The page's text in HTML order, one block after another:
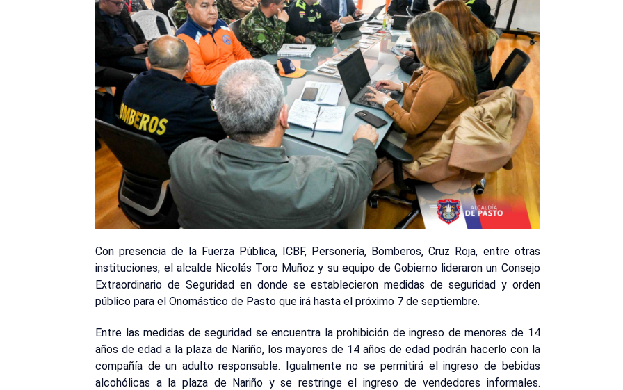
Con presencia de la Fuerza Pública, ICBF, Personería, Bomberos, Cruz Roja, entre otras
instituciones, el alcalde Nicolás Toro Muñoz y su equipo de Gobierno lideraron un Consejo
Extraordinario de Seguridad en donde se establecieron medidas de seguridad y orden
público para el Onomástico de Pasto que irá hasta el próximo 7 de septiembre.
Entre las medidas de seguridad se encuentra la prohibición de ingreso de menores de 14
años de edad a la plaza de Nariño, los mayores de 14 años de edad podrán hacerlo con la
compañía de un adulto responsable. Igualmente no se permitirá el ingreso de bebidas
alcohólicas a la plaza de Nariño y se restringe el ingreso de vendedores informales.